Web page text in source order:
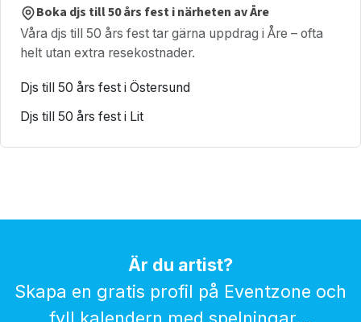
Boka djs till 50 års fest i närheten av Åre
Våra djs till 50 års fest tar gärna uppdrag i Åre – ofta
helt utan extra resekostnader.
Djs till 50 års fest i Östersund
Djs till 50 års fest i Lit
Är du artist?
Skapa en gratis profil på Eventzone och
fyll kalendern med spelningar...